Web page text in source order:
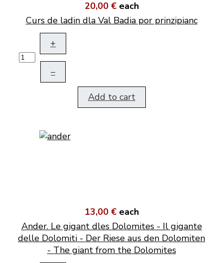
20,00 € each
Curs de ladin dla Val Badia por prinzipianc
+
–
Add to cart
13,00 € each
Ander. Le gigant dles Dolomites - Il gigante
delle Dolomiti - Der Riese aus den Dolomiten
- The giant from the Dolomites